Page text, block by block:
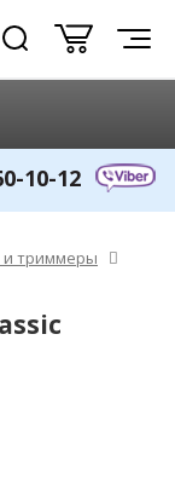
10-12
триммеры